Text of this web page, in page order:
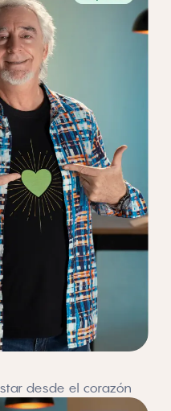
desde el corazón